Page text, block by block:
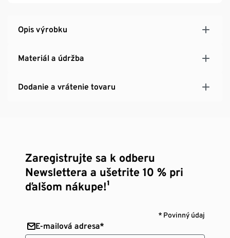
Opis výrobku
Materiál a údržba
Dodanie a vrátenie tovaru
Zaregistrujte sa k odberu
Newslettera a ušetrite 10 % pri
ďalšom nákupe!¹
* Povinný údaj
E-mailová adresa*